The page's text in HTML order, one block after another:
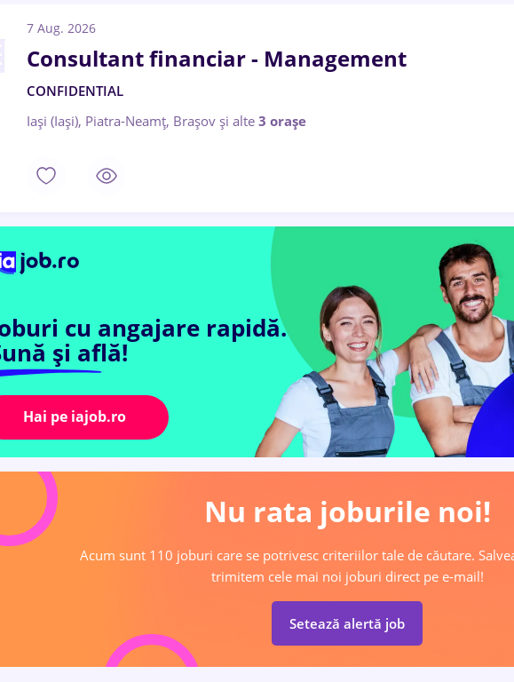
7 Aug. 2026
Consultant financiar - Management
CONFIDENTIAL
Iași (Iași), Piatra-Neamț, Brașov și alte 3 orașe
cu angajare rapidă.
și află!
Hai pe iajob.ro
Nu rata joburile noi!
Acum sunt 110 joburi care se potrivesc criteriilor tale de căutare.
trimitem cele mai noi joburi direct pe e-mail!
Setează alertă job